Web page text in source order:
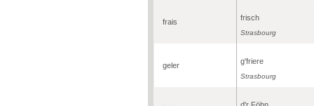
frais frisch
Strasbourg
geler g'friere
Strasbourg